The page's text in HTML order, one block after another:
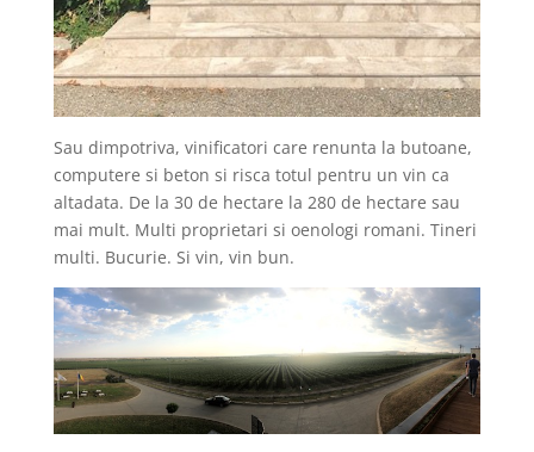
Sau dimpotriva, vinificatori care renunta la butoane,
computere si beton si risca totul pentru un vin ca
altadata. De la 30 de hectare la 280 de hectare sau
mai mult. Multi proprietari si oenologi romani. Tineri
multi. Bucurie. Si vin, vin bun.